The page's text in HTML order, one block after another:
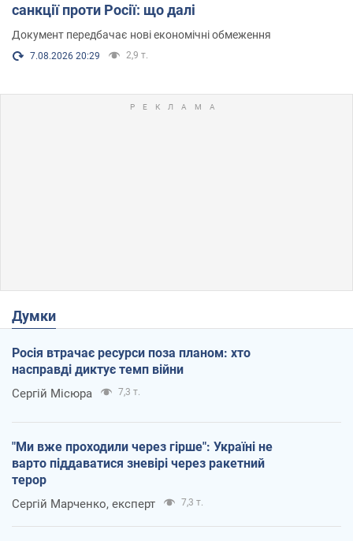
санкції проти Росії: що далі
Документ передбачає нові економічні обмеження
7.08.2026 20:29 2,9 т.
Думки
Росія втрачає ресурси поза планом: хто
насправді диктує темп війни
Сергій Місюра 7,3 т.
"Ми вже проходили через гірше": Україні не
варто піддаватися зневірі через ракетний
терор
Сергій Марченко, експерт 7,3 т.